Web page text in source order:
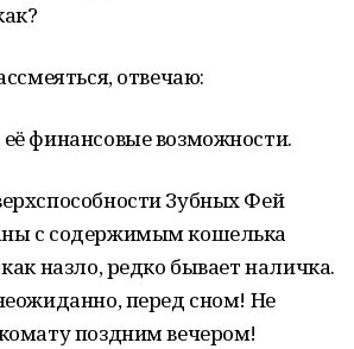
отвечаю:
финансовые возможности.
Зубных Фей
с содержимым кошелька
назло, редко бывает наличка.
перед сном! Не
поздним вечером!